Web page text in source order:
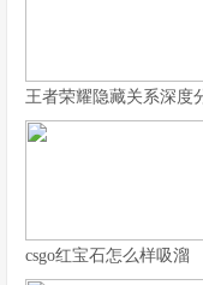
王者荣耀隐藏关系深度
csgo红宝石怎么样吸溜